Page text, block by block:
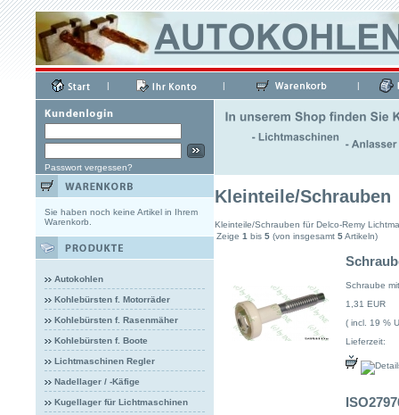
| | |
Passwort vergessen?
Sie haben noch keine Artikel in Ihrem
Warenkorb.
Autokohlen
Kohlebürsten f. Motorräder
Kohlebürsten f. Rasenmäher
Kohlebürsten f. Boote
Lichtmaschinen Regler
Nadellager / -Käfige
Kugellager für Lichtmaschinen
Kleinteile/Schrauben
Kleinteile/Schrauben für Delco-Remy
Zeige 1 bis 5 (von insgesamt 5Artikeln)
Schraube
1,31 EUR
( incl. 19 %
Lieferzeit: